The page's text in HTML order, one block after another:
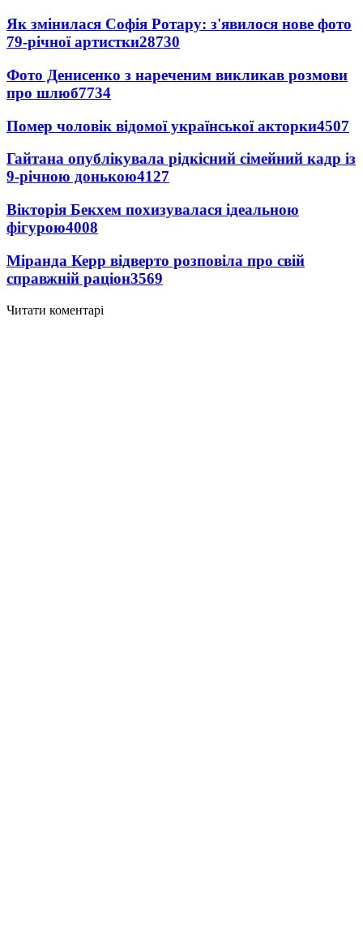
Як змінилася Софія Ротару: з'явилося нове фото
79-річної артистки28730
Фото Денисенко з нареченим викликав розмови
про шлюб7734
Помер чоловік відомої української акторки4507
Гайтана опублікувала рідкісний сімейний кадр із
9-річною донькою4127
Вікторія Бекхем похизувалася ідеальною
фігурою4008
Міранда Керр відверто розповіла про свій
справжній раціон3569
Читати коментарі